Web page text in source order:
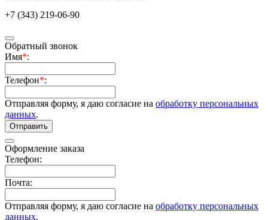
+7 (343) 219-06-90
Обратный звонок
Имя*:
Телефон*:
Отправляя форму, я даю согласие на обработку персональных
данных.
Отправить
Оформление заказа
Телефон:
Почта:
Отправляя форму, я даю согласие на обработку персональных
данных.